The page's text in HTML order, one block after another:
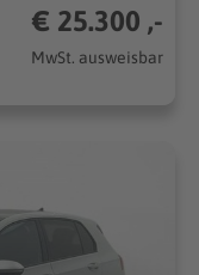
€ 25.300 ,-
MwSt. ausweisbar